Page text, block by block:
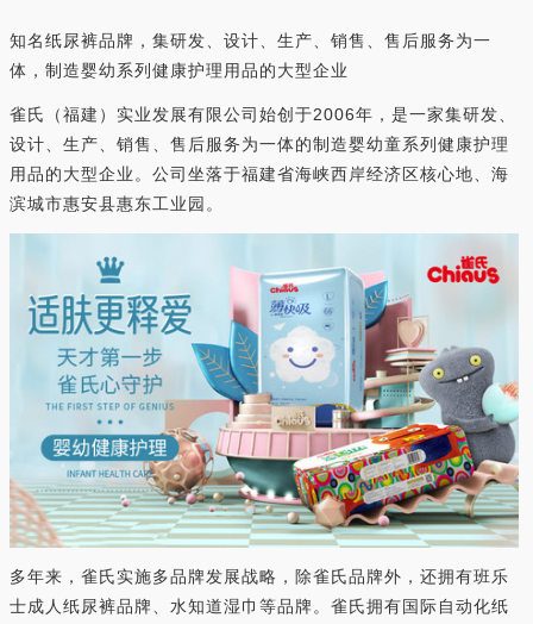
知名纸尿裤品牌，集研发、设计、生产、销售、售后服务为一
体，制造婴幼系列健康护理用品的大型企业
雀氏（福建）实业发展有限公司始创于2006年，是一家集研发、
设计、生产、销售、售后服务为一体的制造婴幼童系列健康护理
用品的大型企业。公司坐落于福建省海峡西岸经济区核心地、海
滨城市惠安县惠东工业园。
多年来，雀氏实施多品牌发展战略，除雀氏品牌外，还拥有班乐
士成人纸尿裤品牌、水知道湿巾等品牌。雀氏拥有国际自动化纸